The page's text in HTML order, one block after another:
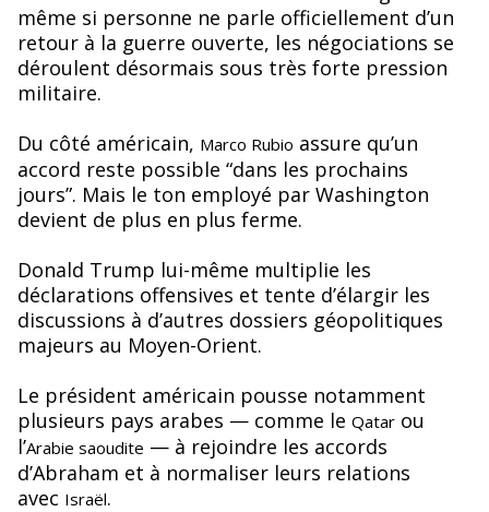
même si personne ne parle officiellement d’un
retour à la guerre ouverte, les négociations se
déroulent désormais sous très forte pression
militaire.
Du côté américain, Marco Rubio assure qu’un
accord reste possible “dans les prochains
jours”. Mais le ton employé par Washington
devient de plus en plus ferme.
Donald Trump lui-même multiplie les
déclarations offensives et tente d’élargir les
discussions à d’autres dossiers géopolitiques
majeurs au Moyen-Orient.
Le président américain pousse notamment
plusieurs pays arabes — comme le Qatar ou
l’Arabie saoudite — à rejoindre les accords
d’Abraham et à normaliser leurs relations
avec Israël.